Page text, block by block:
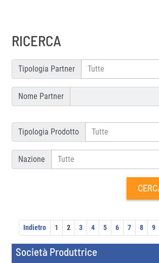
RICERCA
Tipologia Partner
Nome Partner
Tipologia Prodotto
Nazione
Indietro 1 2 3 4 5 6 7 8 9
Società Produttrice